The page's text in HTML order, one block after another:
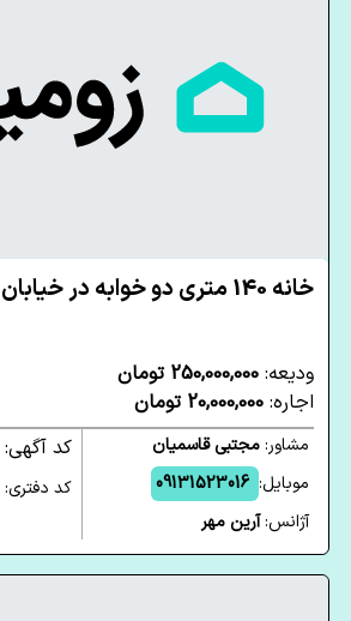
خانه 140 متری دو خوابه در خیابان صحرا یزد
ودیعه: 250,000,000 تومان
اجاره: 20,000,000 تومان
مشاور:مجتبی قاسمیان
موبایل: 09131523016
آژانس:آرین مهر
کد آگهی:
کد دفتری: